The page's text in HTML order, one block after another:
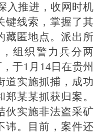
推进，收网时机
键线索，掌握了其
藏匿地点。派出所
组织警力兵分两
于1月14日在贵州
道实施抓捕，成功
某某抓获归案。
伙实施非法盗采矿
讳。目前，案件还